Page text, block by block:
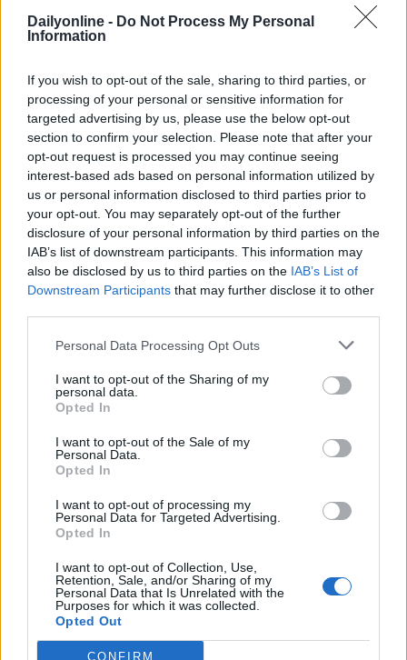
Dailyonline - Do Not Process My Personal
Information
If you wish to opt-out of the sale, sharing to third parties, or
processing of your personal or sensitive information for
targeted advertising by us, please use the below opt-out
section to confirm your selection. Please note that after your
opt-out request is processed you may continue seeing
interest-based ads based on personal information utilized by
us or personal information disclosed to third parties prior to
your opt-out. You may separately opt-out of the further
disclosure of your personal information by third parties on the
IAB’s list of downstream participants. This information may
also be disclosed by us to third parties on the IAB’s List of
Downstream Participants that may further disclose it to other
Personal Data Processing Opt Outs
I want to opt-out of the Sharing of my
personal data.
Opted In
I want to opt-out of the Sale of my
Personal Data.
Opted In
I want to opt-out of processing my
Personal Data for Targeted Advertising.
Opted In
I want to opt-out of Collection, Use,
Retention, Sale, and/or Sharing of my
Personal Data that Is Unrelated with the
Purposes for which it was collected.
Opted Out
CONFIRM
condividono la nostra visione del mercato e la
valorizzazione delle eccellenze del territorio —
che il valore di un'associazione non risiede soltanto
nella capacità di rappresentare un settore, ma anche
in quella di creare occasioni di confronto,
partecipazione e crescita condivisa».
«Per questo Thèra si sta affermando progressivamente
come piattaforma di incontro e relazione, in cui
idee, competenze e progettualità possono circolare tra
territori, hub, tavoli nazionali e associati, contribuendo
a costruire una visione comune e un più forte senso di
appartenenza alla comunità professionale di UNA.
stessa logica: rafforzare le relazioni tra le persone e
alimentare quel senso di comunità che, oggi più che
mai, rappresenta uno dei valori più importanti di
un'associazione».